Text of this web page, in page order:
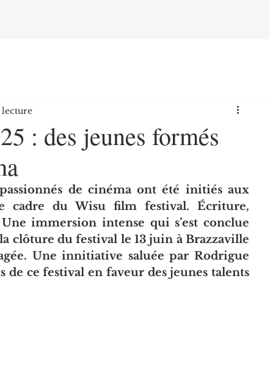
: des jeunes formés
de cinéma ont été initiés aux
cadre du Wisu film festival. Écriture,
immersion intense qui s’est conclue
clôture du festival le 13 juin à Brazzaville
Une innitiative saluée par Rodrigue
ce festival en faveur des jeunes talents